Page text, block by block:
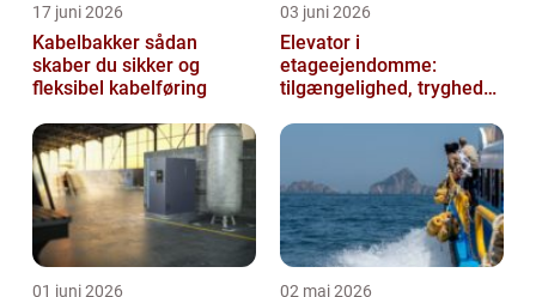
17 juni 2026
Kabelbakker sådan
skaber du sikker og
fleksibel kabelføring
03 juni 2026
Elevator i
etageejendomme:
tilgængelighed, tryghed
01 juni 2026 02 maj 2026